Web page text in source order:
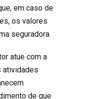
em caso de
os valores
seguradora.
atue com a
atividades
de que